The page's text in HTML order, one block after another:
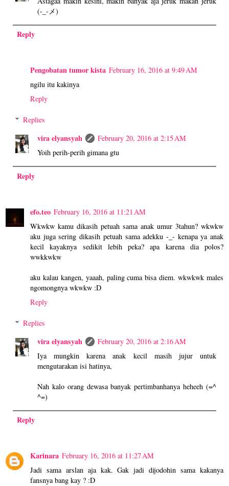
(-_-メ)
Reply
Pengobatan tumor kista February 16, 2016 at 9:49 AM
ngilu itu kakinya
Reply
Replies
vira elyansyah
February 20, 2016 at 2:15 AM
Yoih perih-perih gimana gtu
Reply
efo.teo February 16, 2016 at 11:21 AM
Wkwkw kamu dikasih petuah sama anak umur 3tahun? wkwkw
aku juga sering dikasih petuah sama adekku -_- kenapa ya anak
kecil kayaknya sedikit lebih peka? apa karena dia polos?
wwkkwkw
aku kalau kangen, yaaah, paling cuma bisa diem. wkwkwk males
ngomongnya wkwkw :D
Reply
Replies
vira elyansyah
February 20, 2016 at 2:16 AM
Iya mungkin karena anak kecil masih jujur untuk
mengutarakan isi hatinya,
Nah kalo orang dewasa banyak pertimbanhanya heheeh (=^
^=)
Reply
Karinara February 16, 2016 at 11:27 AM
Jadi sama arslan aja kak. Gak jadi dijodohin sama kakanya
fansnya bang kay ? :D